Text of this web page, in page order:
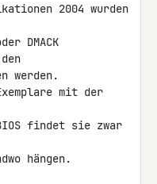
2004 wurden
DMACK
werden.
mit der
findet sie zwar
hängen.